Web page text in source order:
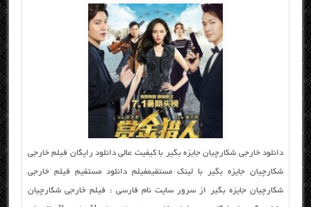
دانلود خارجی شکارچیان جایزه بگیر با کیفیت عالی دانلود رایگان فیلم خارجی
شکارچیان جایزه بگیر با لینک مستقیمفیلم دانلود مستقیم فیلم خارجی
شکارچیان جایزه بگیر از سرور سایت نام فارسی : فیلم خارجی شکارچیان